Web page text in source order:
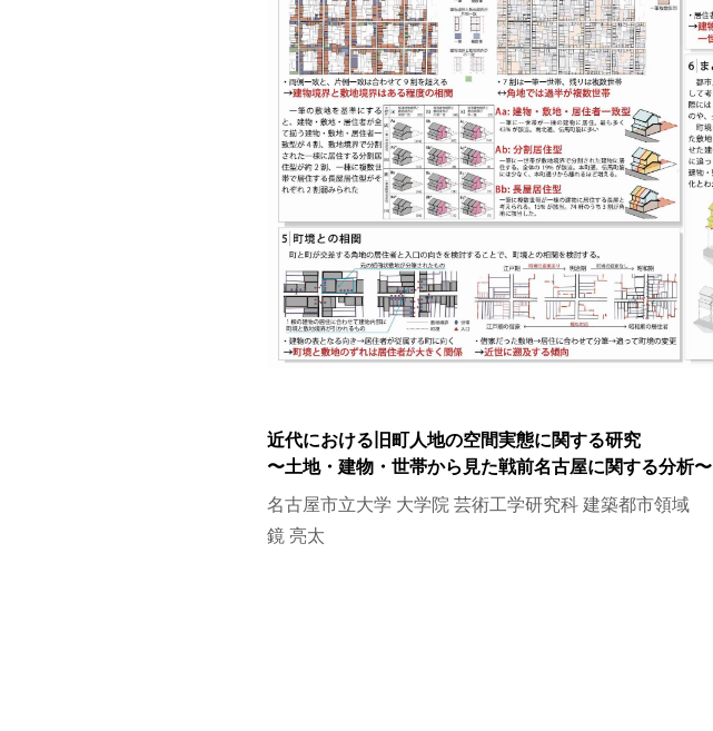
近代における旧町人地の空間実態に関する研究
〜土地・建物・世帯から見た戦前名古屋に関する分析〜
名古屋市立大学 大学院 芸術工学研究科 建築都市領域
鏡 亮太